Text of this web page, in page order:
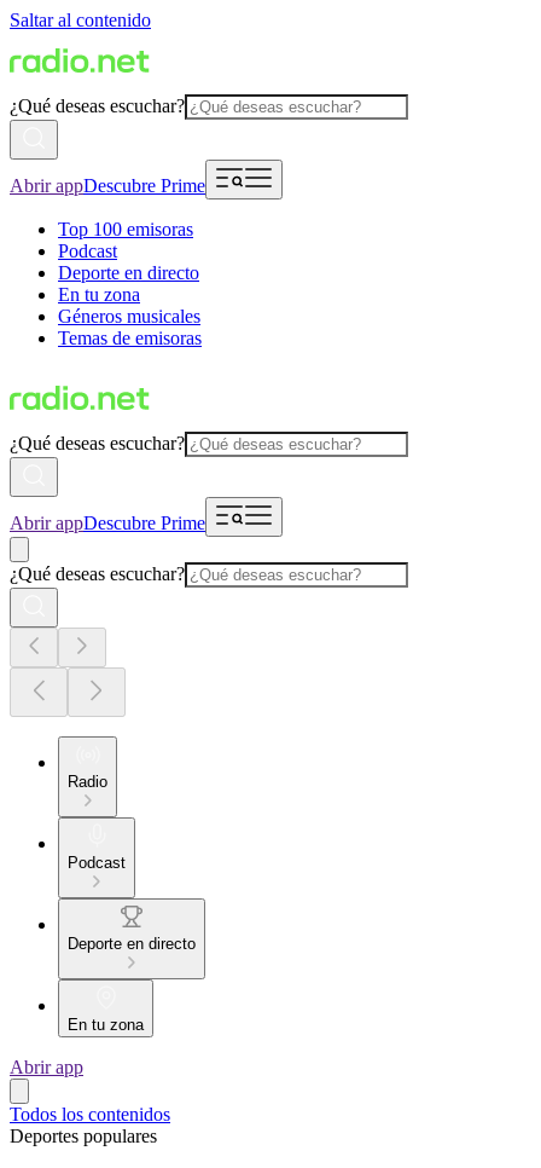
Saltar al contenido
¿Qué deseas escuchar?
Abrir appDescubre Prime
Top 100 emisoras
Podcast
Deporte en directo
En tu zona
Géneros musicales
Temas de emisoras
¿Qué deseas escuchar?
Abrir appDescubre Prime
¿Qué deseas escuchar?
Radio
Podcast
Deporte en directo
En tu zona
Abrir app
Todos los contenidos
Deportes populares